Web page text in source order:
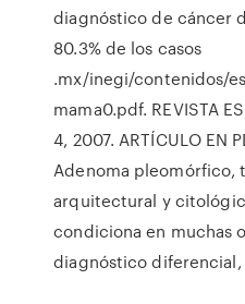
diagnóstico de cáncer
80.3% de los casos
.mx/inegi/contenidos/
mama0.pdf. REVISTA
4, 2007. ARTÍCULO EN
Adenoma pleomórfico,
arquitectural y
condiciona en muchas
diagnóstico diferencial,